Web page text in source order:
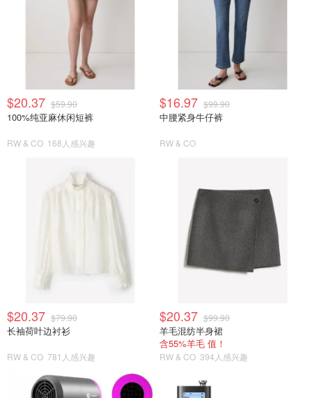
$20.37 $59.90
100%纯亚麻休闲短裤
RW & CO 168人感兴趣
$16.97 $99.90
中腰紧身牛仔裤
RW & CO
$20.37 $79.90
长袖荷叶边衬衫
RW & CO 781人感兴趣
$20.37 $99.90
羊毛混纺半身裙
含55%羊毛 值！
RW & CO 394人感兴趣